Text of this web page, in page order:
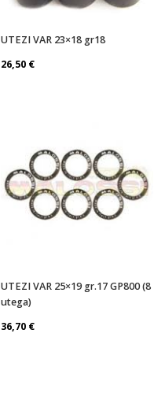
UTEZI VAR 23×18 gr18
26,50 €
UTEZI VAR 25×19 gr.17 GP800 (8
utega)
36,70 €